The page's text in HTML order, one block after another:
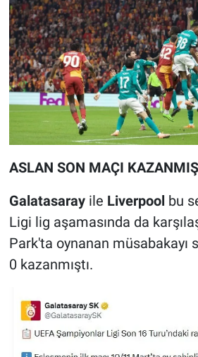
ASLAN SON MAÇI
Galatasaray ile Liverpool bu
Ligi lig aşamasında da
Park'ta oynanan müsabakayı
0 kazanmıştı.